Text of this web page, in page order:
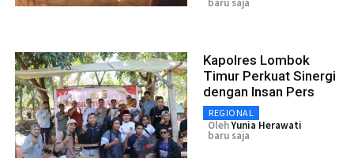
baru saja
Kapolres Lombok
Timur Perkuat Sinergi
dengan Insan Pers
REGIONAL
OlehYunia Herawati
baru saja